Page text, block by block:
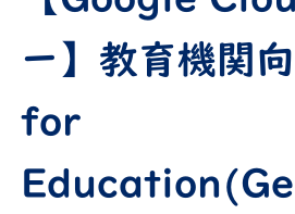
ー】教育機関
for